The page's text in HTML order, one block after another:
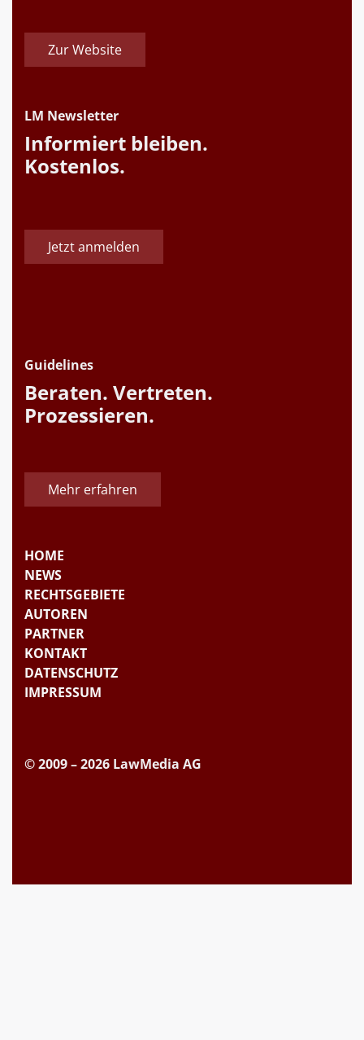
Zur Website
LM Newsletter
Informiert bleiben.
Kostenlos.
Jetzt anmelden
Guidelines
Beraten. Vertreten.
Prozessieren.
Mehr erfahren
HOME
NEWS
RECHTSGEBIETE
AUTOREN
PARTNER
KONTAKT
DATENSCHUTZ
IMPRESSUM
© 2009 – 2026 LawMedia AG